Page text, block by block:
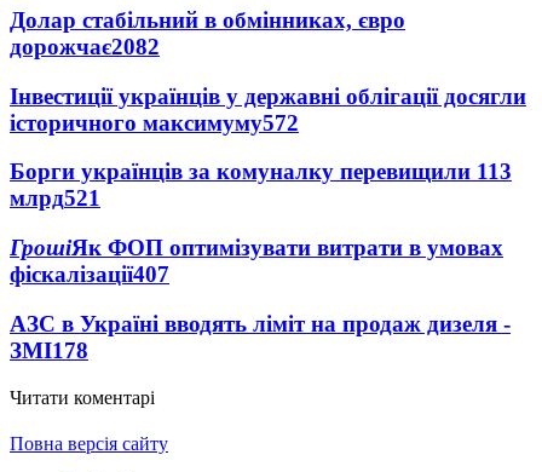
Долар стабільний в обмінниках, євро
дорожчає2082
Інвестиції українців у державні облігації досягли
історичного максимуму572
Борги українців за комуналку перевищили 113
млрд521
ГрошіЯк ФОП оптимізувати витрати в умовах
фіскалізації407
АЗС в Україні вводять ліміт на продаж дизеля -
ЗМІ178
Читати коментарі
Повна версія сайту